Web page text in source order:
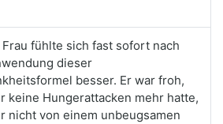
fühlte sich fast sofort nach
dieser
besser. Er war froh,
keine Hungerattacken mehr hatte,
nicht von einem unbeugsamen